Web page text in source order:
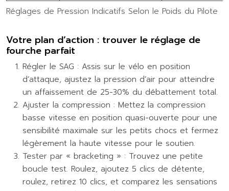
Réglages de Pression Indicatifs Selon le Poids du Pilote
Votre plan d’action : trouver le réglage de
fourche parfait
Régler le SAG : Assis sur le vélo en position
d’attaque, ajustez la pression d’air pour atteindre
un affaissement de 25-30% du débattement total.
Ajuster la compression : Mettez la compression
basse vitesse en position quasi-ouverte pour une
sensibilité maximale sur les petits chocs et fermez
légèrement la haute vitesse pour le soutien.
Tester par « bracketing » : Trouvez une petite
boucle test. Roulez, ajoutez 5 clics de détente,
roulez, retirez 10 clics, et comparez les sensations